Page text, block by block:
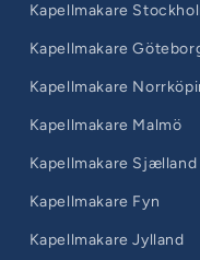
Kapellmakare
Kapellmakare
Kapellmakare
Kapellmakare Malmö
Kapellmakare Sjælland
Kapellmakare Fyn
Kapellmakare Jylland